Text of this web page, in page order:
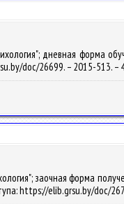
дневная форма
doc/26699. – 2015-513. –
заочная форма
https://elib.grsu.by/doc/